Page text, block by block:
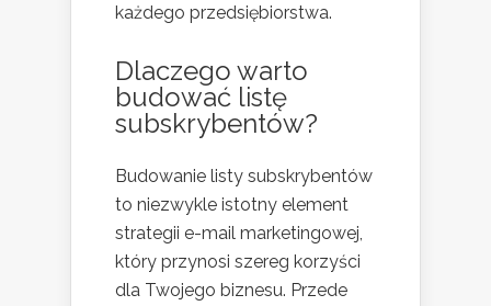
każdego przedsiębiorstwa.
Dlaczego warto
budować listę
subskrybentów?
Budowanie listy subskrybentów
to niezwykle istotny element
strategii e-mail marketingowej,
który przynosi szereg korzyści
dla Twojego biznesu. Przede